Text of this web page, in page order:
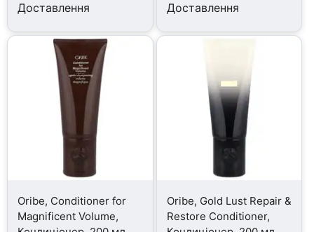
Доставлення Доставлення
Oribe, Conditioner for
Magnificent Volume,
Oribe, Gold Lust Repair &
Restore Conditioner,